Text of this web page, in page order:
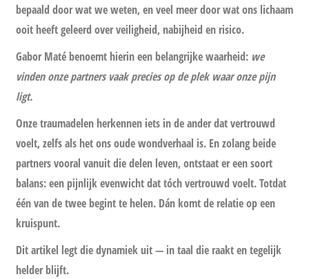
bepaald door wat we weten, en veel meer door wat ons lichaam
ooit heeft geleerd over veiligheid, nabijheid en risico.
Gabor Maté benoemt hierin een belangrijke waarheid: we
vinden onze partners vaak precies op de plek waar onze pijn
ligt.
Onze traumadelen herkennen iets in de ander dat vertrouwd
voelt, zelfs als het ons oude wondverhaal is. En zolang beide
partners vooral vanuit die delen leven, ontstaat er een soort
balans: een pijnlijk evenwicht dat tóch vertrouwd voelt. Totdat
één van de twee begint te helen. Dán komt de relatie op een
kruispunt.
Dit artikel legt die dynamiek uit — in taal die raakt en tegelijk
helder blijft.